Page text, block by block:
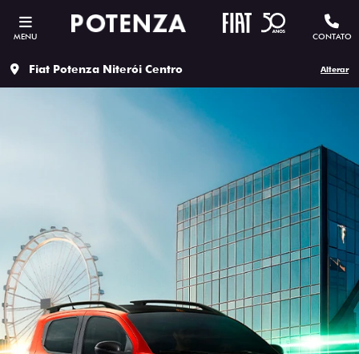
MENU CONTATO
Fiat Potenza Niterói Centro Alterar
ESTOU INTERESSADO
Versão escolhida